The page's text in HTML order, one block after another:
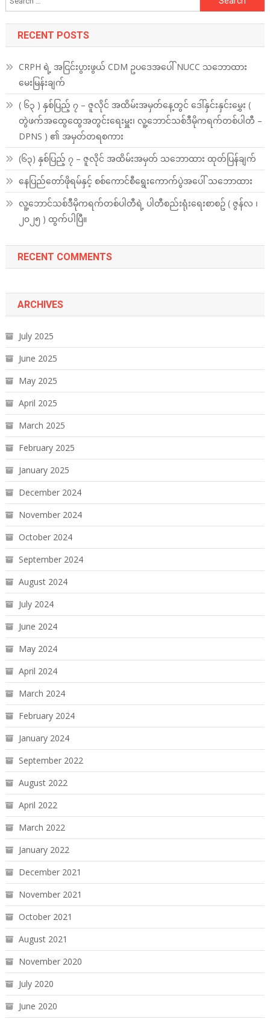
for:
RECENT POSTS
CRPH ရဲ့ အငြင်းပွားဖွယ် CDM ဥပဒေအပေါ် NUCC သဘောထား
မေးမြန်းချက်
( ၆၃ ) နှစ်ပြည့် ၇ – ဇူလိုင် အထိမ်းအမှတ်နေ့တွင် ဒေါ်နှင်းနှင်းမွှေး (
တွဲဖက်အထွေထွေအတွင်းရေးမှူး၊ လူ့ဘောင်သစ်ဒီမိုကရက်တစ်ပါတီ –
DPNS ) ၏ အမှတ်တရစကား
(၆၃) နှစ်ပြည့် ၇ – ဇူလိုင် အထိမ်းအမှတ် သဘောထား ထုတ်ပြန်ချက်
နေပြည်တော်ဖိုရမ်နှင့် စစ်ကောင်စီရွေးကောက်ပွဲအပေါ် သဘောထား
လူ့ဘောင်သစ်ဒီမိုကရက်တစ်ပါတီရဲ့ ပါတီစည်းရုံးရေးစာစဥ် ( ဇွန်လ ၊
၂၀၂၅ ) ထွက်ပါပြီ။
RECENT COMMENTS
ARCHIVES
July 2025
June 2025
May 2025
April 2025
March 2025
February 2025
January 2025
December 2024
November 2024
October 2024
September 2024
August 2024
July 2024
June 2024
May 2024
April 2024
March 2024
February 2024
January 2024
September 2022
August 2022
April 2022
March 2022
January 2022
December 2021
November 2021
October 2021
August 2021
November 2020
July 2020
June 2020